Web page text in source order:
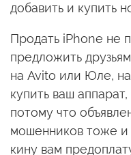
добавить и купить
Продать iPhone не
предложить
на Avito или Юле,
купить ваш
потому что
мошенников тоже и
кину вам